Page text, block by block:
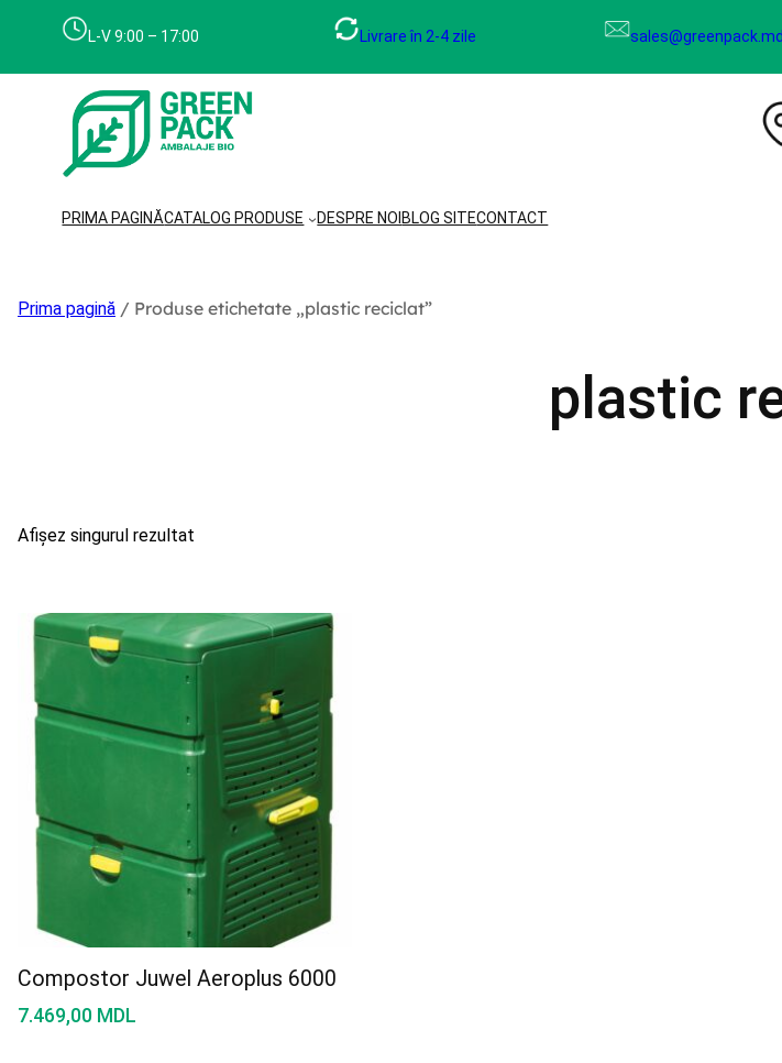
L-V 9:00 – 17:00 Livrare în 2-4 zile sales@greenpack.md
PRIMA PAGINĂCATALOG PRODUSE DESPRE NOI BLOG SITECONTACT
Prima pagină / Produse etichetate „plastic reciclat”
plastic
Afișez singurul rezultat
Compostor Juwel Aeroplus 6000
7.469,00 MDL